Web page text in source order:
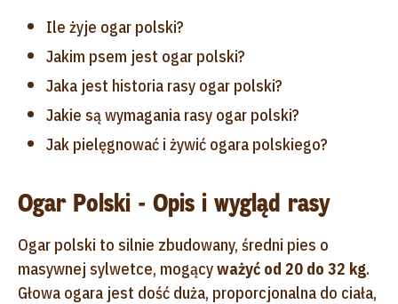
Ile żyje ogar polski?
Jakim psem jest ogar polski?
Jaka jest historia rasy ogar polski?
Jakie są wymagania rasy ogar polski?
Jak pielęgnować i żywić ogara polskiego?
Ogar Polski - Opis i wygląd rasy
Ogar polski to silnie zbudowany, średni pies o
masywnej sylwetce, mogącyważyć od 20 do 32 kg.
Głowa ogara jest dość duża, proporcjonalna do ciała,